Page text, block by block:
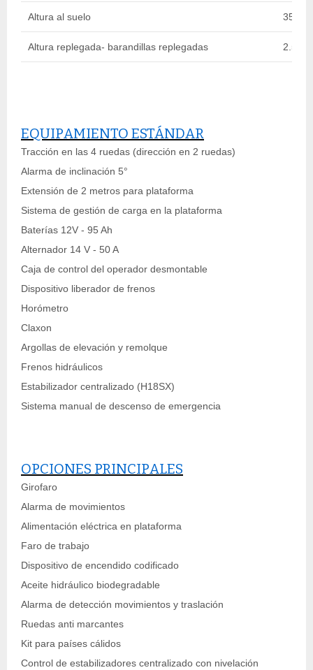
Altura al suelo 35 cm
Altura replegada- barandillas replegadas 2.57
EQUIPAMIENTO ESTÁNDAR
Tracción en las 4 ruedas (dirección en 2 ruedas)
Alarma de inclinación 5°
Extensión de 2 metros para plataforma
Sistema de gestión de carga en la plataforma
Baterías 12V - 95 Ah
Alternador 14 V - 50 A
Caja de control del operador desmontable
Dispositivo liberador de frenos
Horómetro
Claxon
Argollas de elevación y remolque
Frenos hidráulicos
Estabilizador centralizado (H18SX)
Sistema manual de descenso de emergencia
OPCIONES PRINCIPALES
Girofaro
Alarma de movimientos
Alimentación eléctrica en plataforma
Faro de trabajo
Dispositivo de encendido codificado
Aceite hidráulico biodegradable
Alarma de detección movimientos y traslación
Ruedas anti marcantes
Kit para países cálidos
Control de estabilizadores centralizado con nivelación